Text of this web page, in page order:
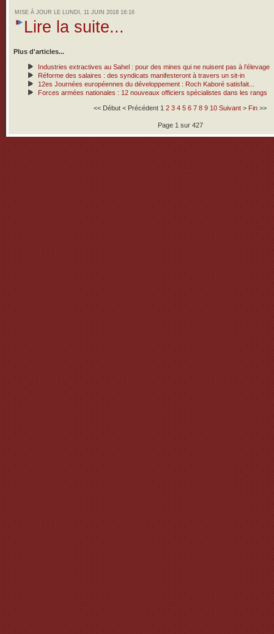
MISE À JOUR LE LUNDI, 11 JUIN 2018 16:16
Lire la suite...
Plus d'articles...
Industries extractives au Sahel : pour des mines qui ne nuisent pas à l’élevage
Réforme des salaires : des syndicats manifesteront à travers un sit-in
12es Journées européennes du développement : Roch Kaboré satisfait...
Forces armées nationales : 12 nouveaux officiers spécialistes dans les rangs
<< Début < Précédent 1 2 3 4 5 6 7 8 9 10 Suivant > Fin >>
Page 1 sur 427